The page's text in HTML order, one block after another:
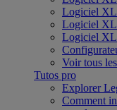
Logiciel
Logiciel
Logiciel
Voir tous
Tutos pro
Explorer
Comment